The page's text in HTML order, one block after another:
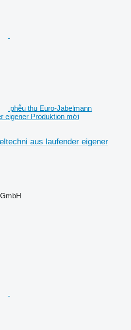
phễu thu Euro-Jabelmann
eigener Produktion mới
aus laufender eigener